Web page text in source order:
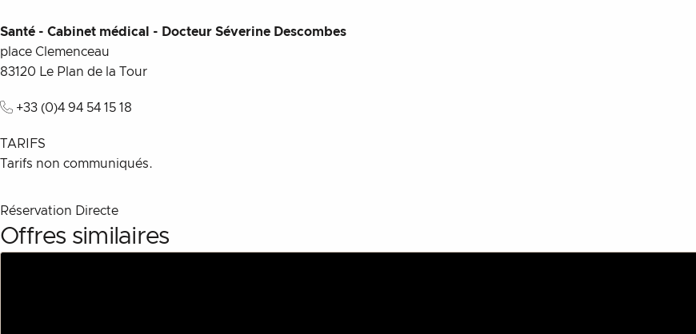
Santé - Cabinet médical - Docteur Séverine Descombes
place Clemenceau
83120 Le Plan de la Tour
+33 (0)4 94 54 15 18
TARIFS
Tarifs non communiqués.
Réservation Directe
Description
Offres similaires